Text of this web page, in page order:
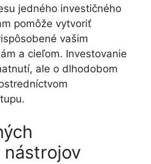
jedného investičného
pomôže vytvoriť
vašim
a cieľom. Investovanie
ale o dlhodobom